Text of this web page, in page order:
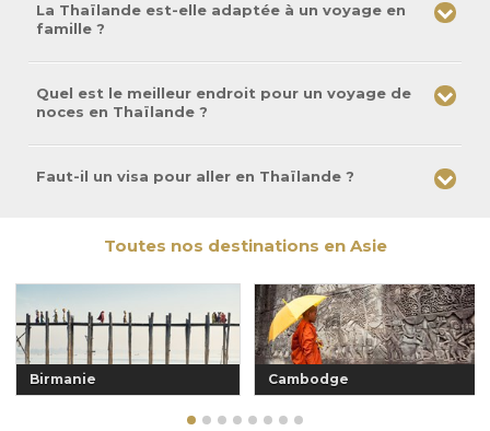
La Thaïlande est-elle adaptée à un voyage en
famille ?
Quel est le meilleur endroit pour un voyage de
noces en Thaïlande ?
Faut-il un visa pour aller en Thaïlande ?
Toutes nos destinations en Asie
Birmanie Cambodge